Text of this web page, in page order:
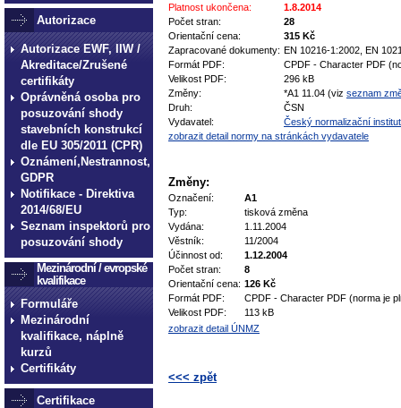
Autorizace
Autorizace EWF, IIW /
Akreditace/Zrušené
certifikáty
Oprávněná osoba pro
posuzování shody
stavebních konstrukcí
dle EU 305/2011 (CPR)
Oznámení,Nestrannost,
GDPR
Notifikace - Direktiva
2014/68/EU
Seznam inspektorů pro
posuzování shody
Mezinárodní / evropské
kvalifikace
Formuláře
Mezinárodní
kvalifikace, náplně
kurzů
Certifikáty
Certifikace
Platnost ukončena:
1.8.2014
Počet stran:
28
Orientační cena:
315 Kč
Zapracované dokumenty: EN 10216-1:2002, EN
Formát PDF:
CPDF - Character PDF
Velikost PDF:
296 kB
Změny:
*A1 11.04 (viz seznam
Druh:
ČSN
Vydavatel:
Český normalizační institut
zobrazit detail normy na stránkách vydavatele
Změny:
Označení:
A1
Typ:
tisková změna
Vydána:
1.11.2004
Věstník:
11/2004
Účinnost od:
1.12.2004
Počet stran:
8
Orientační cena: 126 Kč
Formát PDF:
CPDF - Character PDF (norma je
Velikost PDF:
113 kB
zobrazit detail ÚNMZ
<<< zpět